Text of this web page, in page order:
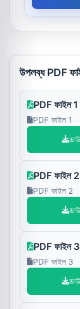
উপলব্ধ PDF
PDF ফাইল 1
PDF ফাইল 1
PDF ফাইল 2
PDF ফাইল 2
PDF ফাইল 3
PDF ফাইল 3